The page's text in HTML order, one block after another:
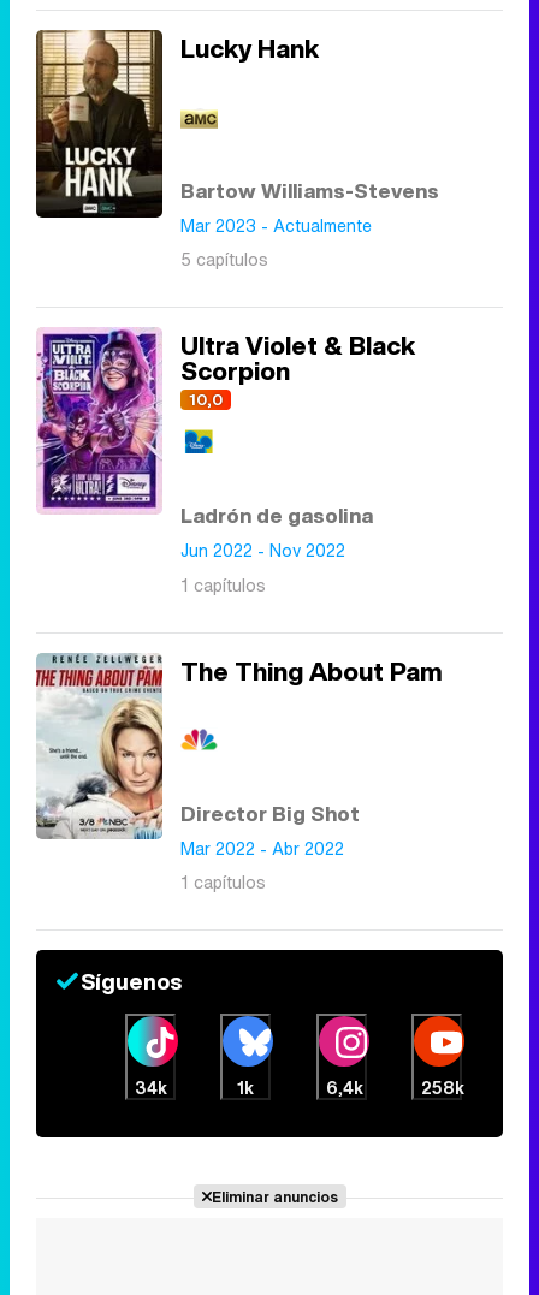
Lucky Hank
Bartow Williams-Stevens
Mar 2023 - Actualmente
5 capítulos
Ultra Violet & Black
Scorpion
10,0
Ladrón de gasolina
Jun 2022 - Nov 2022
1 capítulos
The Thing About Pam
Director Big Shot
Mar 2022 - Abr 2022
1 capítulos
Síguenos
34k 1k 6,4k 258k
Eliminar anuncios